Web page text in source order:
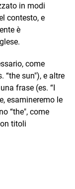
in modi
contesto, e
è
come
“the sun"), e altre
frase (es. “I
esamineremo le
“the", come
titoli